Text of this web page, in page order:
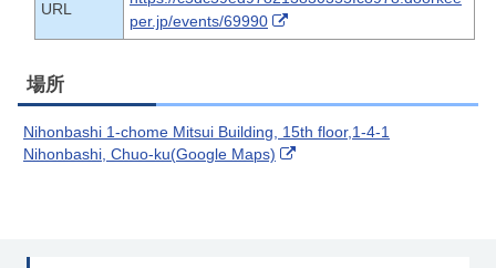
URL
per.jp/events/69990
場所
Nihonbashi 1-chome Mitsui Building, 15th floor,1-4-1
Nihonbashi, Chuo-ku(Google Maps)